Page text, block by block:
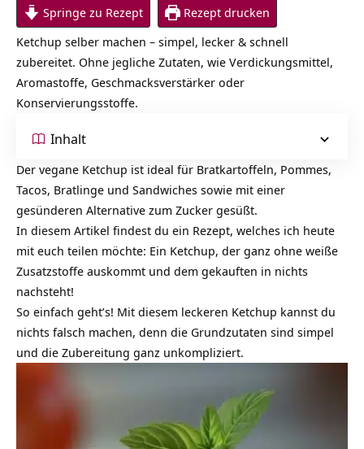
Springe zu Rezept
Rezept drucken
Ketchup selber machen – simpel, lecker & schnell
zubereitet. Ohne jegliche Zutaten, wie Verdickungsmittel,
Aromastoffe, Geschmacksverstärker oder
Konservierungsstoffe.
Inhalt
Der vegane Ketchup ist ideal für Bratkartoffeln, Pommes,
Tacos, Bratlinge und Sandwiches sowie mit einer
gesünderen Alternative zum Zucker gesüßt.
In diesem Artikel findest du ein Rezept, welches ich heute
mit euch teilen möchte: Ein Ketchup, der ganz ohne weiße
Zusatzstoffe auskommt und dem gekauften in nichts
nachsteht!
So einfach geht’s! Mit diesem leckeren Ketchup kannst du
nichts falsch machen, denn die Grundzutaten sind simpel
und die Zubereitung ganz unkompliziert.